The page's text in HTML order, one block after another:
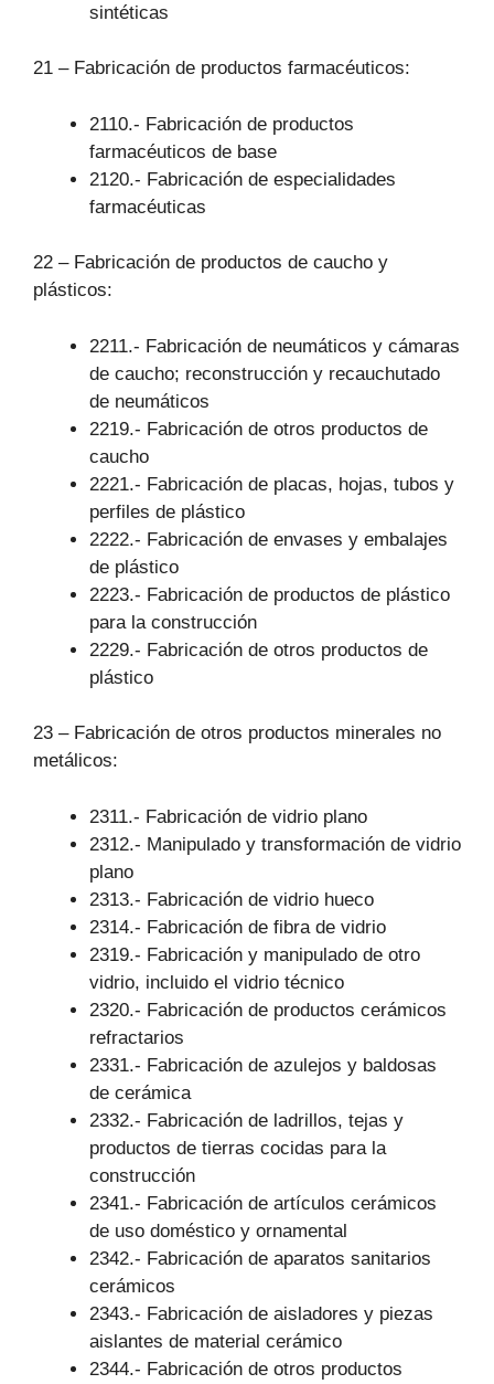
sintéticas
21 – Fabricación de productos farmacéuticos:
2110.- Fabricación de productos
farmacéuticos de base
2120.- Fabricación de especialidades
farmacéuticas
22 – Fabricación de productos de caucho y
plásticos:
2211.- Fabricación de neumáticos y cámaras
de caucho; reconstrucción y recauchutado
de neumáticos
2219.- Fabricación de otros productos de
caucho
2221.- Fabricación de placas, hojas, tubos y
perfiles de plástico
2222.- Fabricación de envases y embalajes
de plástico
2223.- Fabricación de productos de plástico
para la construcción
2229.- Fabricación de otros productos de
plástico
23 – Fabricación de otros productos minerales no
metálicos:
2311.- Fabricación de vidrio plano
2312.- Manipulado y transformación de vidrio
plano
2313.- Fabricación de vidrio hueco
2314.- Fabricación de fibra de vidrio
2319.- Fabricación y manipulado de otro
vidrio, incluido el vidrio técnico
2320.- Fabricación de productos cerámicos
refractarios
2331.- Fabricación de azulejos y baldosas
de cerámica
2332.- Fabricación de ladrillos, tejas y
productos de tierras cocidas para la
construcción
2341.- Fabricación de artículos cerámicos
de uso doméstico y ornamental
2342.- Fabricación de aparatos sanitarios
cerámicos
2343.- Fabricación de aisladores y piezas
aislantes de material cerámico
2344.- Fabricación de otros productos